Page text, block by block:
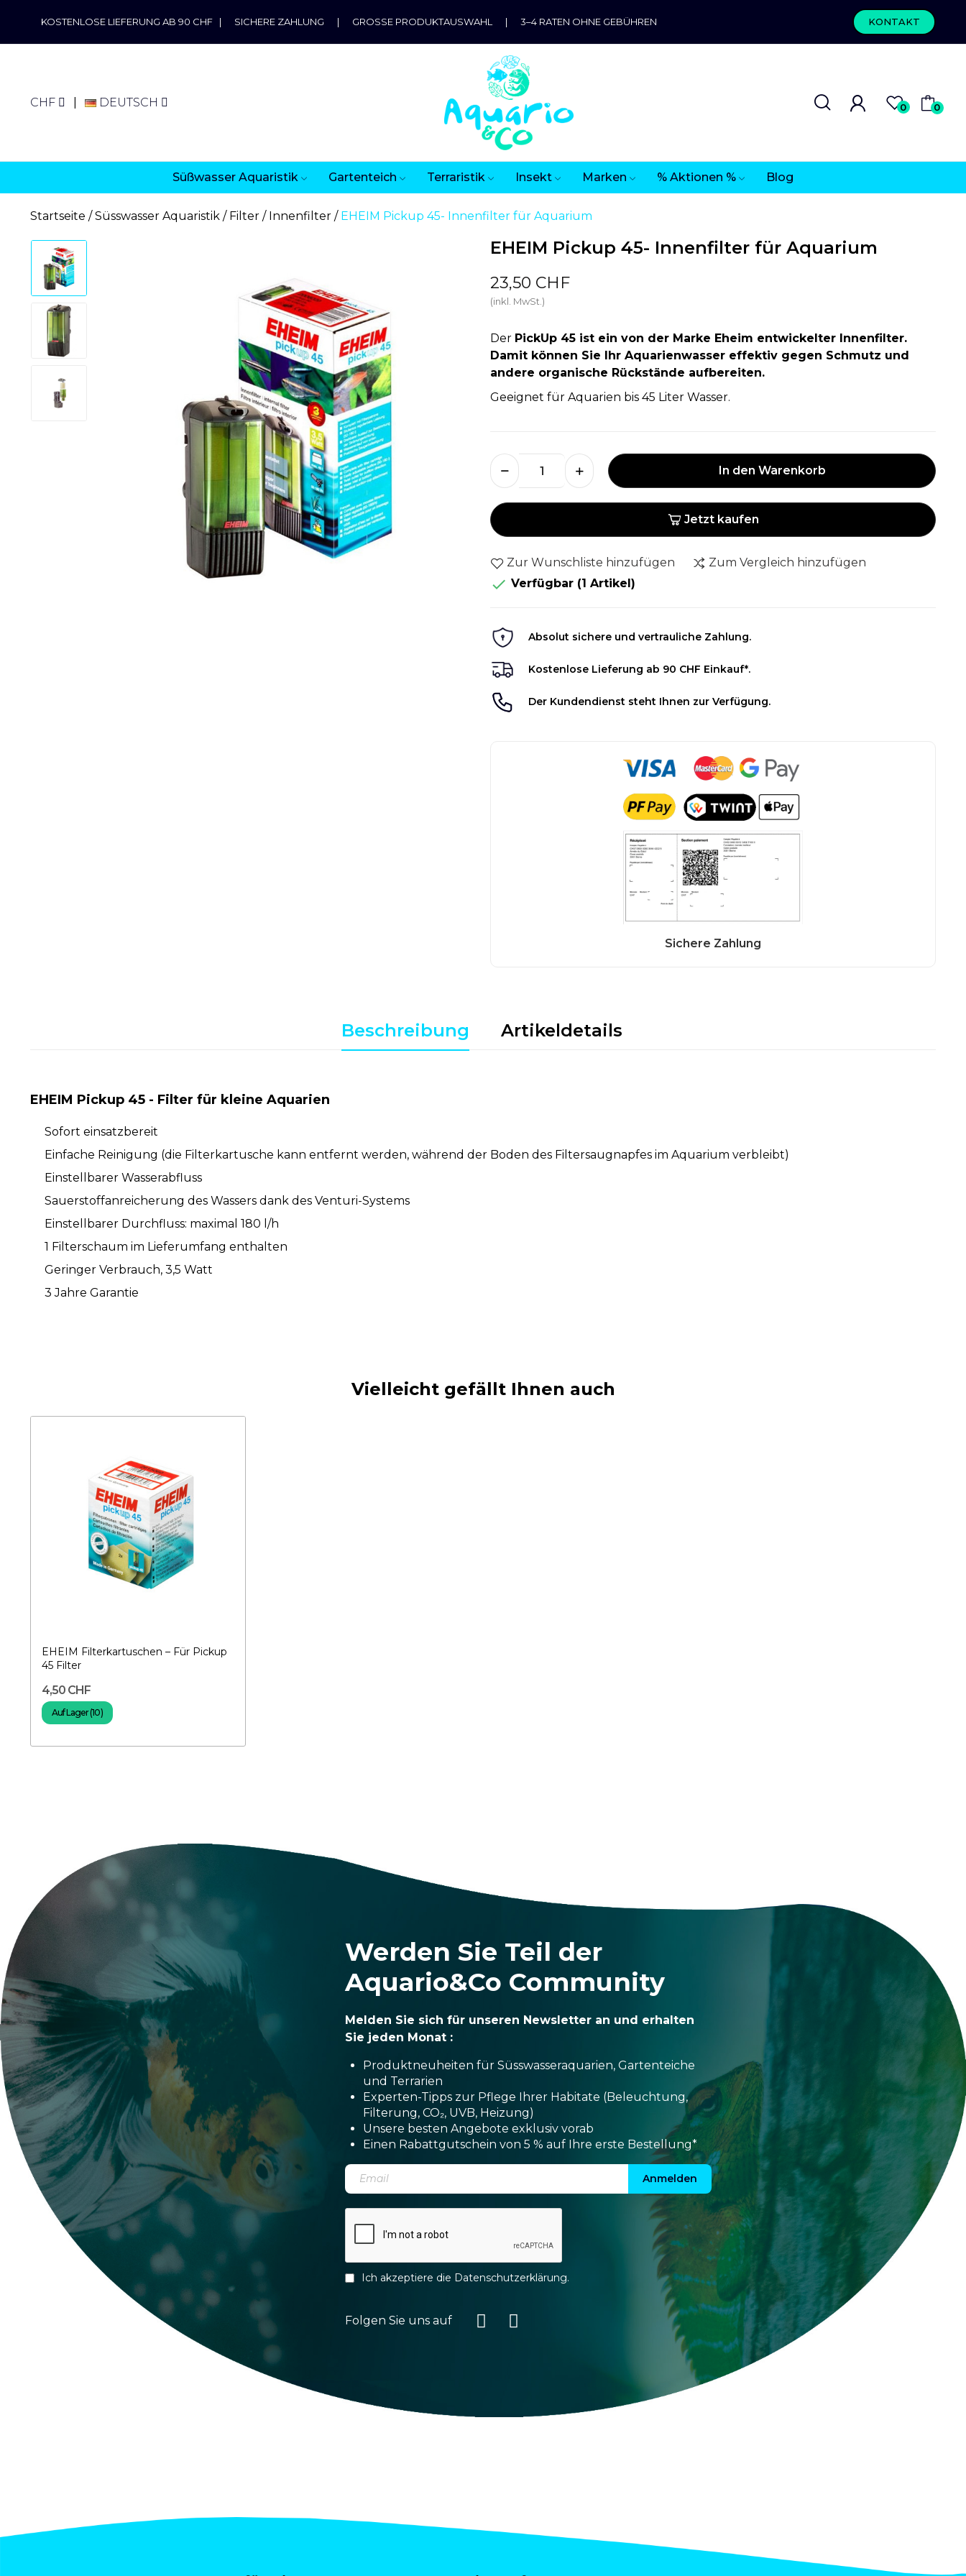
KOSTENLOSE LIEFERUNG AB 90 CHF | SICHERE ZAHLUNG | GROSSE PRODUKTAUSWAHL | 3–4 RATEN OHNE GEBÜHREN KONTAKT
CHF DEUTSCH 0 0
Süßwasser Aquaristik Gartenteich Terraristik Insekt Marken % Aktionen % Blog
Startseite Süsswasser Aquaristik Filter Innenfilter EHEIM Pickup 45- Innenfilter für Aquarium
EHEIM Pickup 45- Innenfilter für Aquarium
23,50 CHF
(inkl. MwSt.)
Der PickUp 45 ist ein von der Marke Eheim entwickelter Innenfilter.
Damit können Sie Ihr Aquarienwasser effektiv gegen Schmutz und
andere organische Rückstände aufbereiten.
Geeignet für Aquarien bis 45 Liter Wasser.
In den Warenkorb
Jetzt kaufen
Zur Wunschliste hinzufügen Zum Vergleich hinzufügen
 Verfügbar (1 Artikel)
Absolut sichere und vertrauliche Zahlung.
Kostenlose Lieferung ab 90 CHF Einkauf*.
Der Kundendienst steht Ihnen zur Verfügung.
Beschreibung Artikeldetails
EHEIM Pickup 45 - Filter für kleine Aquarien
Sofort einsatzbereit
Einfache Reinigung (die Filterkartusche kann entfernt werden, während der Boden des Filtersaugnapfes im Aquarium verbleibt)
Einstellbarer Wasserabfluss
Sauerstoffanreicherung des Wassers dank des Venturi-Systems
Einstellbarer Durchfluss: maximal 180 l/h
1 Filterschaum im Lieferumfang enthalten
Geringer Verbrauch, 3,5 Watt
3 Jahre Garantie
Vielleicht gefällt Ihnen auch
EHEIM Filterkartuschen – Für Pickup
45 Filter
4,50 CHF
Auf Lager (10)
Werden Sie Teil der
Aquario&Co Community
Melden Sie sich für unseren Newsletter an und erhalten
Sie jeden Monat :
Produktneuheiten für Süsswasseraquarien, Gartenteiche
und Terrarien
Experten-Tipps zur Pflege Ihrer Habitate (Beleuchtung,
Filterung, CO₂, UVB, Heizung)
Unsere besten Angebote exklusiv vorab
Einen Rabattgutschein von 5 % auf Ihre erste Bestellung*
Anmelden
Ich akzeptiere die Datenschutzerklärung.
Folgen Sie uns auf